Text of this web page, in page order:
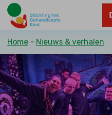
Naar
hoofdinhoud
Kruimelpad
Home Nieuws & verhalen